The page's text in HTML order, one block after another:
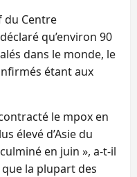
du Centre
qu’environ 90
dans le monde, le
étant aux
le mpox en
élevé d’Asie du
en juin », a-t-il
la plupart des